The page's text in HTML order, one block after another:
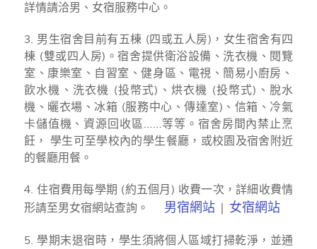
詳情請洽男、女宿服務中心。
3. 男生宿舍目前有五棟 (四或五人房)，女生宿舍有四
棟 (雙或四人房)。宿舍提供衛浴設備、洗衣機、閱覽
室、康樂室、自習室、健身區、電視、簡易小廚房、
飲水機、洗衣機 (投幣式)、烘衣機 (投幣式)、脫水
機、曬衣場、冰箱 (服務中心、傳達室)、信箱、冷氣
卡儲值機、資源回收區……等等。宿舍房間內禁止烹
飪， 學生可至學校內的學生餐廳，或校園及宿舍附近
的餐廳用餐。
4. 住宿費用每學期 (約五個月) 收費一次，詳細收費情
形請至男女宿網站查詢。 男宿網站 | 女宿網站
5. 學期末退宿時，學生須將個人區域打掃乾淨，並通